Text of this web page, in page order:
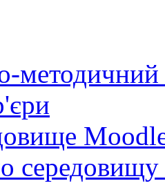
методичний